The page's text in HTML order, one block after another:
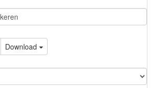
Download